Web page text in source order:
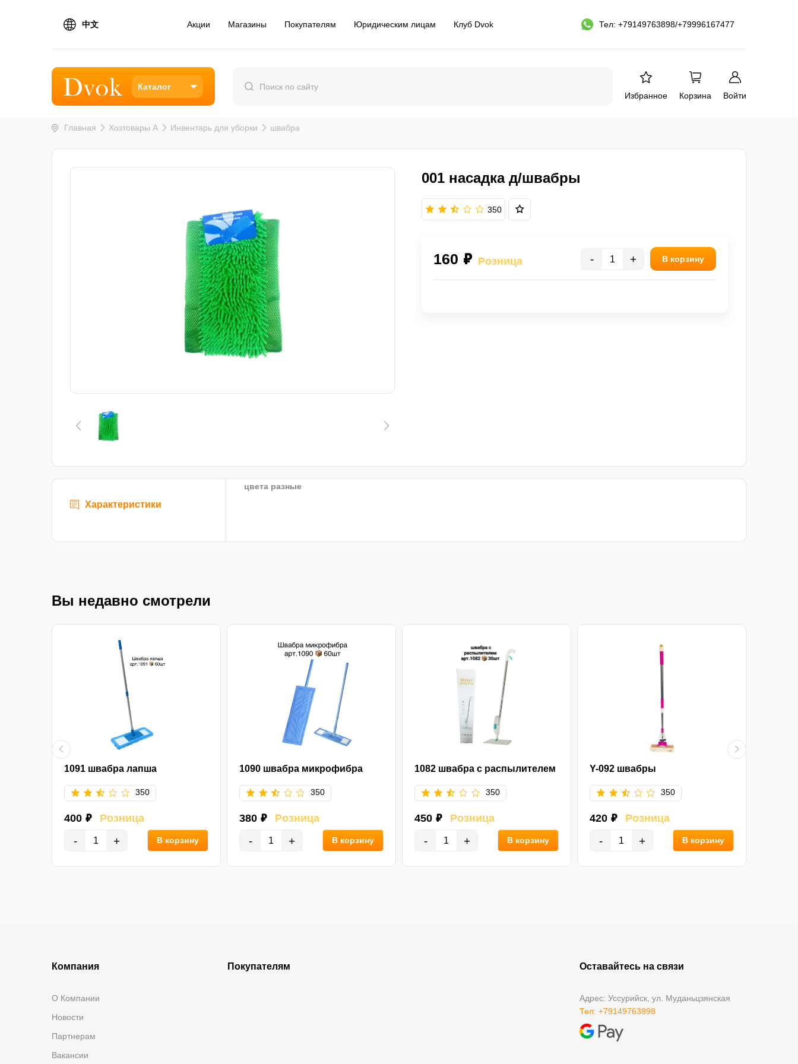
中文 Акции Магазины Покупателям Юридическим лицам Клуб Dvok Тел: +79149763898/+79996167477
Каталог
Избранное
Корзина Войти
Главная Хозтовары A Инвентарь для уборки швабра
001 насадка д/швабры
350
160 ₽ Розница - + В корзину
Характеристики
цвета разные
Вы недавно смотрели
1091 швабра лапша
350
400 ₽ Розница
- + В корзину
1090 швабра микрофибра
350
380 ₽ Розница
- + В корзину
1082 швабра с распылителем
350
450 ₽ Розница
- + В корзину
Y-092 швабры
350
420 ₽ Розница
- + В корзину
Компания
О Компании
Новости
Партнерам
Вакансии
Покупателям Оставайтесь на связи
Адрес: Уссурийск, ул. Муданьцзянская
Тел: +79149763898